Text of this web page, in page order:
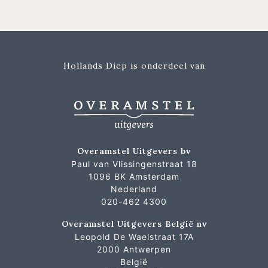
Hollands Diep is onderdeel van
Overamstel Uitgevers bv
Paul van Vlissingenstraat 18
1096 BK Amsterdam
Nederland
020-462 4300
Overamstel Uitgevers België nv
Leopold De Waelstraat 17A
2000 Antwerpen
België